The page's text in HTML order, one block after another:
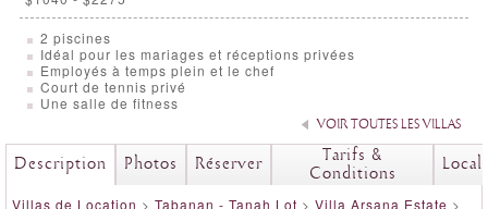
2 piscines
Idéal pour les mariages et réceptions privées
Employés à temps plein et le chef
Court de tennis privé
Une salle de fitness
VOIR TOUTES LES VILLAS
Description Photos Réserver
Tarifs &
Conditions
Villas de Location > Tabanan - Tanah Lot > Villa Arsana Estate >